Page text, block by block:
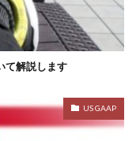
て解説します
US GAAP